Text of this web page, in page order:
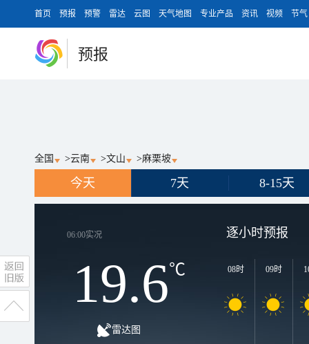
首页 预报 预警 雷达 云图 天气地图 专业产品 资讯 视频 节气
预报
全国 >云南 >文山 >麻栗坡
今天 7天 8-15天
06:00实况
19.6℃
雷达图
逐小时预报
08时 09时